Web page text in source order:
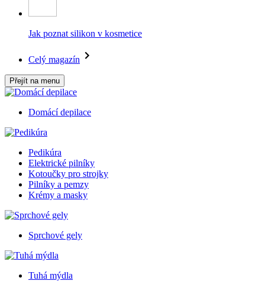
Jak poznat silikon v kosmetice
Celý magazín
Přejít na menu
Domácí depilace
Pedikúra
Elektrické pilníky
Kotoučky pro strojky
Pilníky a pemzy
Krémy a masky
Sprchové gely
Tuhá mýdla